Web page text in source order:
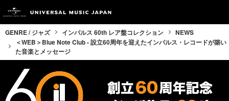
GENRE / ジャズ インパルス 60th レア盤コレクション
NEWS
＜WEB＞Blue Note Club ‐ 設立60周年を迎えたインパルス・レコードが築い
た音楽とメッセージ